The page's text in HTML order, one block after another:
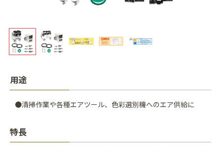
用途
●清掃作業や各種エアツール、色彩選別機へのエア供給に
特長